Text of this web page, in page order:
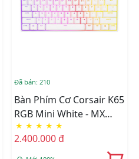
Đã bán: 210
Bàn Phím Cơ Corsair K65
RGB Mini White - MX
SPEED (CH-9194114-NA)
★ ★ ★ ★ ★
2.400.000 đ